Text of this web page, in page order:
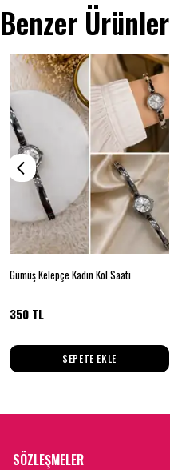
Benzer Ürünler
Gümüş Kelepçe Kadın Kol Saati
350 TL
SEPETE EKLE
SÖZLEŞMELER